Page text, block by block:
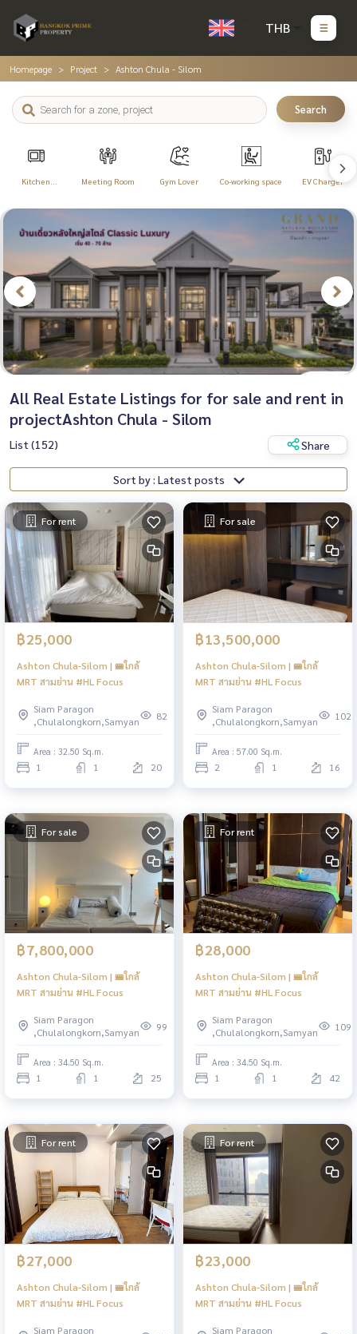
THB
Homepage Project Ashton Chula - Silom
Search
Kitchen Meeting Room Gym Lover Co-working space EV Charger
All Real Estate Listings for for sale and rent in
projectAshton Chula - Silom
List (152) Share
Sort by : Latest posts
For rent
฿25,000
Ashton Chula-Silom | 🚝ใกล้
MRT สามย่าน #HL Focus
Siam Paragon
,Chulalongkorn,Samyan
82
Area : 32.50 Sq.m.
1 1 20
For sale
฿13,500,000
Ashton Chula-Silom | 🚝ใกล้
MRT สามย่าน #HL Focus
Siam Paragon
,Chulalongkorn,Samyan
102
Area : 57.00 Sq.m.
2 1 16
For sale
฿7,800,000
Ashton Chula-Silom | 🚝ใกล้
MRT สามย่าน #HL Focus
Siam Paragon
,Chulalongkorn,Samyan
99
Area : 34.50 Sq.m.
1 1 25
For rent
฿28,000
Ashton Chula-Silom | 🚝ใกล้
MRT สามย่าน #HL Focus
Siam Paragon
,Chulalongkorn,Samyan
109
Area : 34.50 Sq.m.
1 1 42
For rent
฿27,000
Ashton Chula-Silom | 🚝ใกล้
MRT สามย่าน #HL Focus
Siam Paragon
For rent
฿23,000
Ashton Chula-Silom | 🚝ใกล้
MRT สามย่าน #HL Focus
Siam Paragon